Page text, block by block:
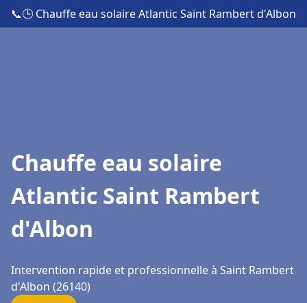
📞🕒 Chauffe eau solaire Atlantic Saint Rambert d'Albon
Chauffe eau solaire
Atlantic Saint Rambert
d'Albon
Intervention rapide et professionnelle à Saint Rambert
d'Albon (26140)